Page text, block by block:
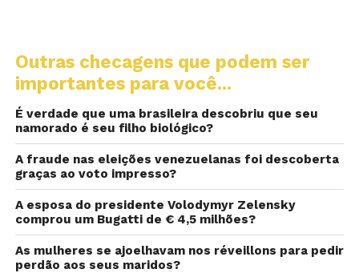
Outras checagens que podem ser
importantes para você...
É verdade que uma brasileira descobriu que seu
namorado é seu filho biológico?
A fraude nas eleições venezuelanas foi descoberta
graças ao voto impresso?
A esposa do presidente Volodymyr Zelensky
comprou um Bugatti de € 4,5 milhões?
As mulheres se ajoelhavam nos réveillons para pedir
perdão aos seus maridos?